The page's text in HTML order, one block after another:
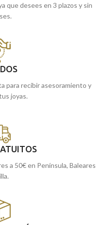
que desees en 3 plazos y sin
para recibir asesoramiento y
joyas.
a 50€ en Península, Baleares